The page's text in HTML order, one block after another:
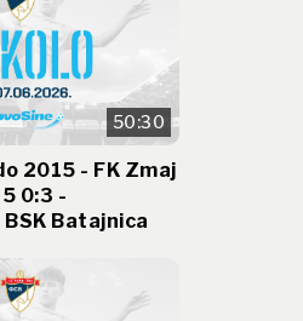
50:30
2015 - FK Zmaj
0:3 -
Batajnica